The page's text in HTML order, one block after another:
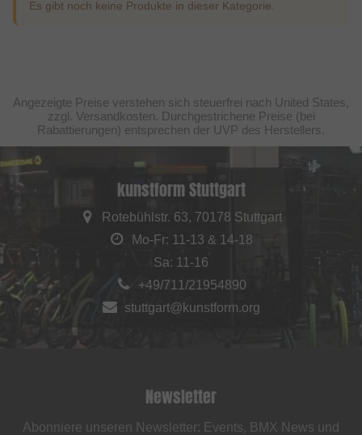
Es gibt noch keine Produkte in dieser Kategorie.
Angezeigte Preise verstehen sich steuerfrei nach United States,
zzgl. Versandkosten. Durchgestrichene Preise (bei
Rabattierungen) entsprechen der UVP des Herstellers.
kunstform Stuttgart
Rotebühlstr. 63, 70178 Stuttgart
Mo-Fr: 11-13 & 14-18
Sa: 11-16
+49/711/21954890
stuttgart@kunstform.org
Newsletter
Abonniere unseren Newsletter: Events, BMX News und